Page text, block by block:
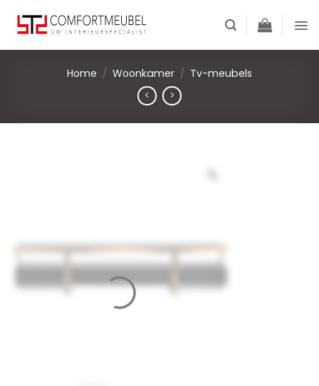
content
Home / Woonkamer / Tv-meubels